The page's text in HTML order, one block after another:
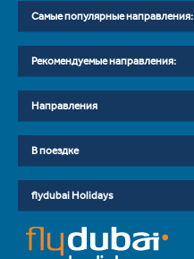
Самые популярные направления:
Рекомендуемые направления:
Направления
В поездке
flydubai Holidays